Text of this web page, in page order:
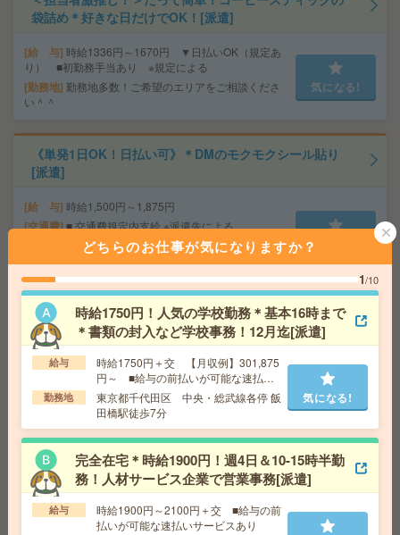
袋詰め＊好きな日だけでOK！[派遣]
給 与 時給1336円～1670円 ▼日払いOK（規定あ
り） ■初勤務手当あり ※規定による
勤務地 勤務地多数！ご希望のエリアをご相談くださ
い＾＾
気になる!
《単発1日OK！日払い可》＊DMのモクモクシール貼り
[派遣]
給 与 時給1,500円～1,875円
交通費 ■ 交通費規定内支給 ※派遣先による
【結城市】結城駅・東結城駅・小田林駅など
気になる!
〈月1日～で副業にピッタリ＊時給1,500円～〉コスメの
カンタン仕分け[派遣]
給 与 時給1,500円～1,875円
■ 交通費規定内支給 ※派遣先による
勤務地 【結城市】結城駅・東結城駅・小田林駅など
気になる!
座り仕事！給与即払いOK！高時給！品質検査・データ入
力[派遣]
時給1800円
どちらのお仕事が気になりますか？
1/10
時給1750円！人気の学校勤務＊基本16時まで
＊書類の封入など学校事務！12月迄[派遣]
給与
時給1750円＋交 【月収例】301,875
円～ ■給与の前払いが可能な速払い
サービスあり
勤務地
東京都千代田区 中央・総武線各停 飯
田橋駅徒歩7分
気になる!
完全在宅＊時給1900円！週4日＆10-15時半勤
務！人材サービス企業で営業事務[派遣]
給与
時給1900円～2100円＋交 ■給与の前
払いが可能な速払いサービスあり